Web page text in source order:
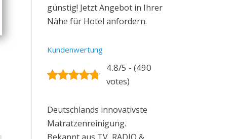
günstig! Jetzt Angebot in Ihrer
Nähe für Hotel anfordern.
Kundenwertung
4.8/5 - (490
votes)
Deutschlands innovativste
Matratzenreinigung.